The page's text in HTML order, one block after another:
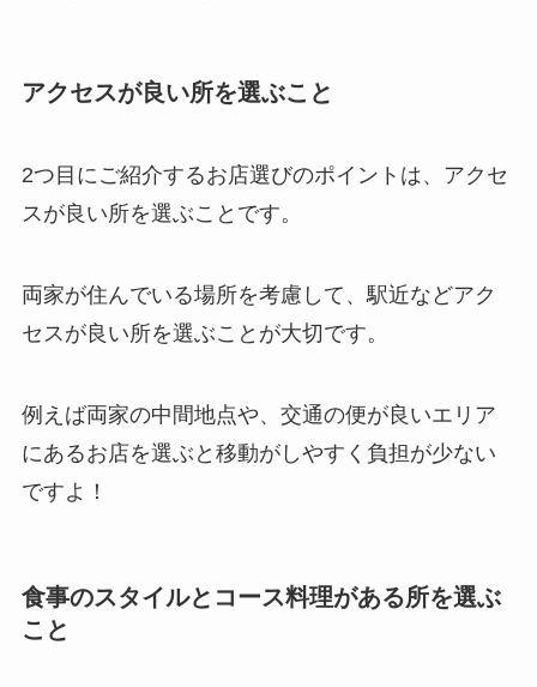
アクセスが良い所を選ぶこと
2つ目にご紹介するお店選びのポイントは、アクセ
スが良い所を選ぶことです。
両家が住んでいる場所を考慮して、駅近などアク
セスが良い所を選ぶことが大切です。
例えば両家の中間地点や、交通の便が良いエリア
にあるお店を選ぶと移動がしやすく負担が少ない
ですよ！
食事のスタイルとコース料理がある所を選ぶ
こと